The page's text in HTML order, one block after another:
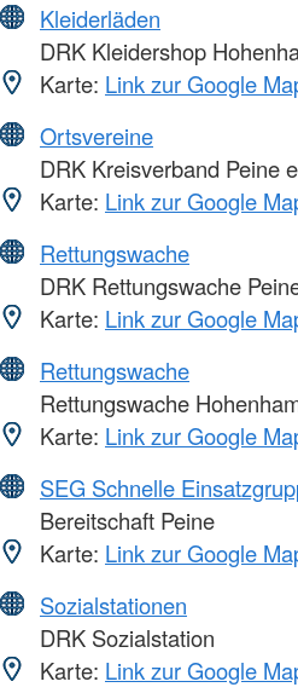
Kleiderläden
DRK Kleidershop
Karte: Link zur Google
Ortsvereine
DRK Kreisverband Peine
Karte: Link zur Google
Rettungswache
DRK Rettungswache
Karte: Link zur Google
Rettungswache
Rettungswache
Karte: Link zur Google
SEG Schnelle
Bereitschaft Peine
Karte: Link zur Google
Sozialstationen
DRK Sozialstation
Karte: Link zur Google